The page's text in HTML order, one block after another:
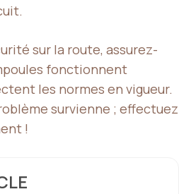
sur la route, assurez-
fonctionnent
les normes en vigueur.
survienne ; effectuez
!